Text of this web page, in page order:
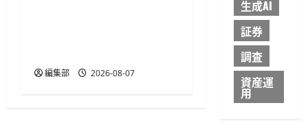
編集部 2026-08-07
生成AI
証券
調査
資産運
用